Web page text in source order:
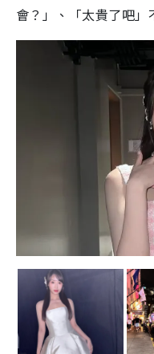
會？」、「太貴了吧」